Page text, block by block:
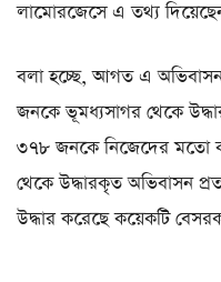
লামোরজেসে এ তথ্য
বলা হচ্ছে, আগত এ অভিবাসন
জনকে ভূমধ্যসাগর থেকে
৩৭৮ জনকে নিজেদের মতো
থেকে উদ্ধারকৃত অভিবাসন
উদ্ধার করেছে কয়েকটি